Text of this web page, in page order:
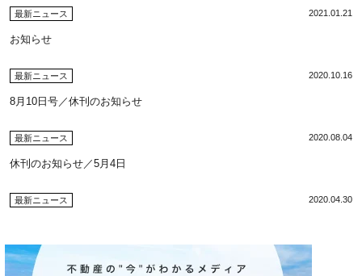
最新ニュース 2021.01.21
お知らせ
最新ニュース 2020.10.16
8月10日号／休刊のお知らせ
最新ニュース 2020.08.04
休刊のお知らせ／5月4日
最新ニュース 2020.04.30